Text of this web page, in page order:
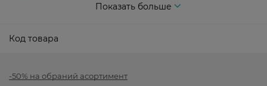
Показать больше
Код товара
-50% на обраний асортимент